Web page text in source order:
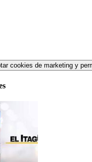
cookies de marketing y